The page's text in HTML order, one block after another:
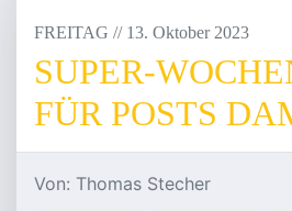
FREITAG // 13. Oktober 2023
SUPER-
FÜR POSTS
Von: Thomas Stecher